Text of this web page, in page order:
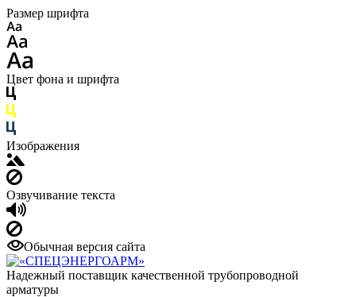
Размер шрифта
Цвет фона и шрифта
Изображения
Озвучивание текста
Обычная версия сайта
Надежный поставщик качественной трубопроводной
арматуры